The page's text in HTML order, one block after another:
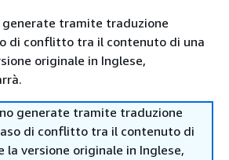
generate tramite traduzione
di conflitto tra il contenuto di una
originale in Inglese,
generate tramite traduzione
di conflitto tra il contenuto di
la versione originale in Inglese,